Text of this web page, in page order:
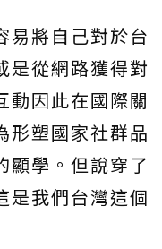
易將自己對於台
是從網路獲得對
動因此在國際關
形塑國家社群品
顯學。但說穿了
是我們台灣這個